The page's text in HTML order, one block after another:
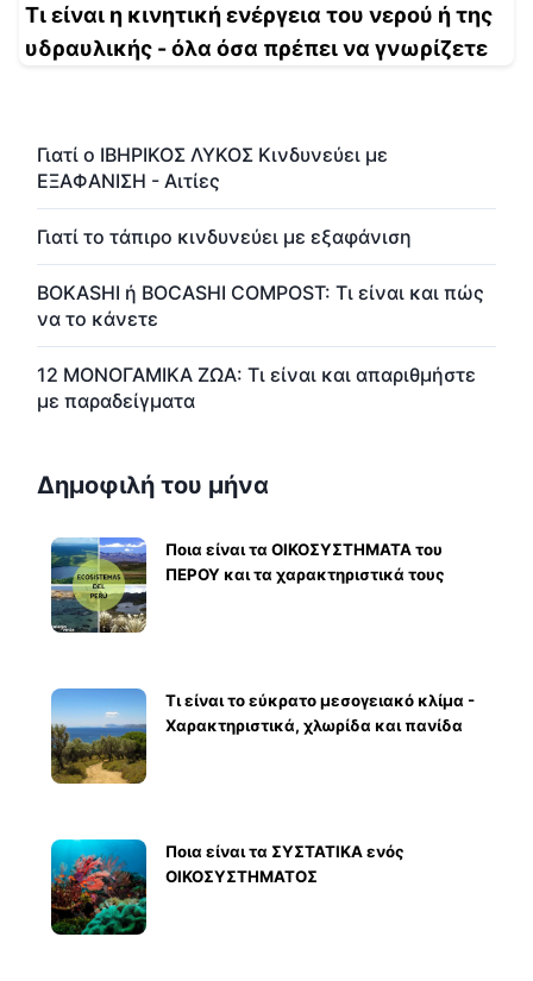
Τι είναι η κινητική ενέργεια του νερού ή της
υδραυλικής - όλα όσα πρέπει να γνωρίζετε
Γιατί ο ΙΒΗΡΙΚΟΣ ΛΥΚΟΣ Κινδυνεύει με
ΕΞΑΦΑΝΙΣΗ - Αιτίες
Γιατί το τάπιρο κινδυνεύει με εξαφάνιση
BOKASHI ή BOCASHI COMPOST: Τι είναι και πώς
να το κάνετε
12 ΜΟΝΟΓΑΜΙΚΑ ΖΩΑ: Τι είναι και απαριθμήστε
με παραδείγματα
Δημοφιλή του μήνα
Ποια είναι τα ΟΙΚΟΣΥΣΤΗΜΑΤΑ του
ΠΕΡΟΥ και τα χαρακτηριστικά τους
Τι είναι το εύκρατο μεσογειακό κλίμα -
Χαρακτηριστικά, χλωρίδα και πανίδα
Ποια είναι τα ΣΥΣΤΑΤΙΚΑ ενός
ΟΙΚΟΣΥΣΤΗΜΑΤΟΣ